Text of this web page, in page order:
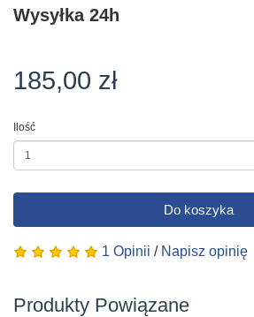
Wysyłka 24h
185,00 zł
Ilość
Do koszyka
1 Opinii / Napisz opinię
Produkty Powiązane